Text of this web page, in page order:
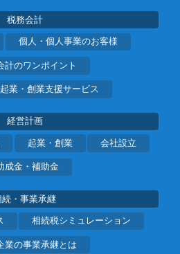
税務会計
個人・個人事業のお客様
計のワンポイント
業・創業支援サービス
経営計画
起業・創業 会社設立
成金・補助金
続・事業承継
相続税シミュレーション
業の事業承継とは